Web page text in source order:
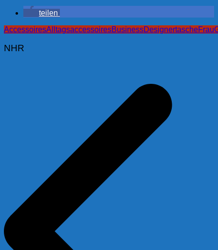
teilen
AccessoiresAlltagsaccessoiresBusinessDesignertascheFrau
NHR